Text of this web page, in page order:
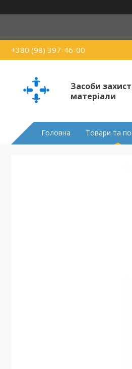
+380 (98) 397-46-00
Засоби
матеріали
Головна Товари та